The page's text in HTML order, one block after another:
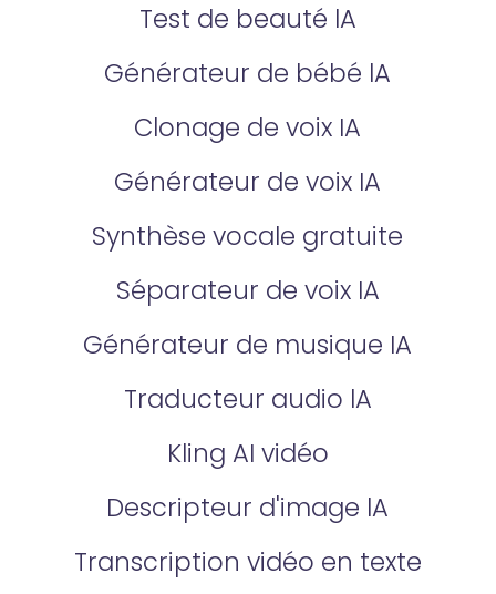
Test de beauté lA
Générateur de bébé lA
Clonage de voix IA
Générateur de voix IA
Synthèse vocale gratuite
Séparateur de voix IA
Générateur de musique IA
Traducteur audio lA
Kling AI vidéo
Descripteur d'image lA
Transcription vidéo en texte